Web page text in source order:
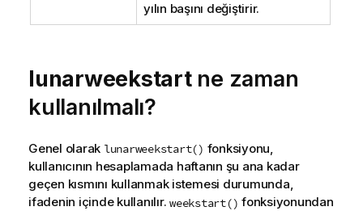
yılın başını değiştirir.
lunarweekstartne zaman
kullanılmalı?
Genel olarak lunarweekstart() fonksiyonu,
kullanıcının hesaplamada haftanın şu ana kadar
geçen kısmını kullanmak istemesi durumunda,
ifadenin içinde kullanılır. weekstart() fonksiyonundan